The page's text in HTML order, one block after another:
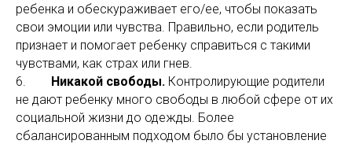
ребенка и обескураживает его/ее, чтобы показать
свои эмоции или чувства. Правильно, если родитель
признает и помогает ребенку справиться с такими
чувствами, как страх или гнев.
6. Никакой свободы. Контролирующие родители
не дают ребенку много свободы в любой сфере от их
социальной жизни до одежды. Более
сбалансированным подходом было бы установление